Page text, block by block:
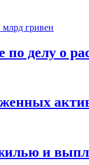
делу о
и